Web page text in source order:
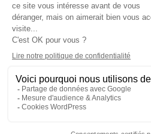
Contactez-nous-Mentions
confidentialité-Gestion des cookies